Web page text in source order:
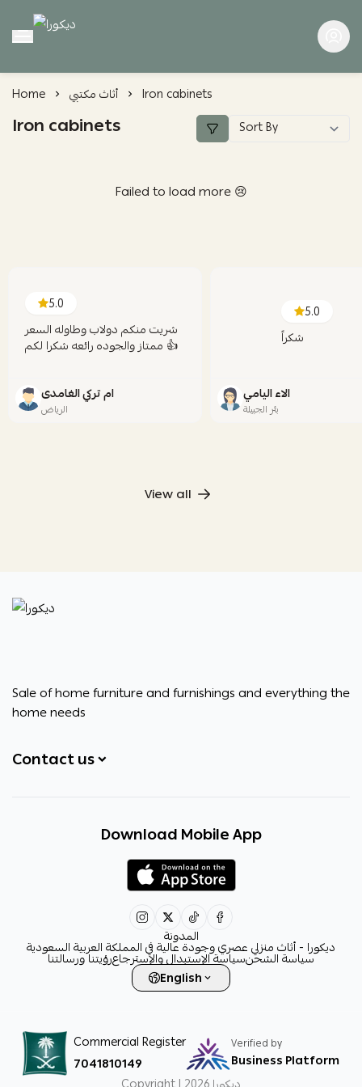
ديكورا
Home أثاث مكتبي Iron cabinets
Iron cabinets
Failed to load more 😢
5.0
شريت منكم دولاب وطاوله السعر
ممتاز والجوده رائعه شكرا لكم 👍
ام تركي الغامدى
الرياض
5.0
شكراً
الاء اليامي
بئر الجبيلة
View all
ديكورا
Sale of home furniture and furnishings and everything the
home needs
Contact us
+966531828315
decora6586@gmail.com
Download Mobile App
المدونة
ديكورا - أثاث منزلي عصري وجودة عالية في المملكة العربية السعودية
رؤيتنا ورسالتناسياسة الإستبدال والإسترجاعسياسة الشحن
English
Commercial Register
7041810149
Verified by
Business Platform